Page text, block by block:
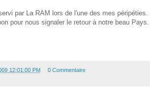
par La RAM lors de l'une des mes péripéties.
pour nous signaler le retour à notre beau Pays.
12:01:00 PM 0 Commentaire